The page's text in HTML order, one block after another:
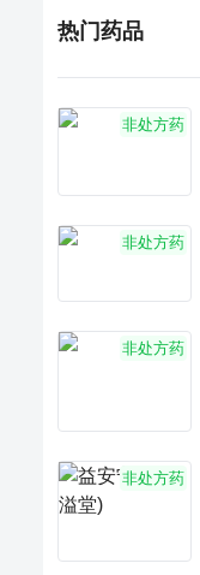
热门药品
非处方药
非处方药
非处方药
非处方药